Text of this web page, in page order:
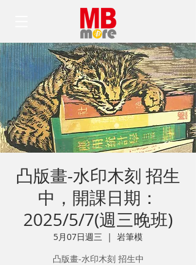
凸版畫-水印木刻 招生
中，開課日期：
2025/5/7(週三晚班)
5月07日週三
  |
岩筆模
凸版畫-水印木刻 招生中